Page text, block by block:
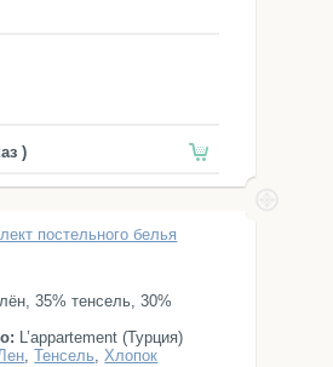
)
постельного белья
35% тенсель, 30%
L’appartement (Турция)
,Тенсель,Хлопок